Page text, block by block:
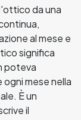
da una
al mese e
significa
poteva
mese nella
È un
il